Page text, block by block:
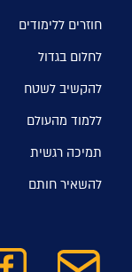
חוזרים ללימודים
לחלום בגדול
להקשיב לשטח
ללמוד מהעולם
תמיכה רגשית
להשאיר חותם